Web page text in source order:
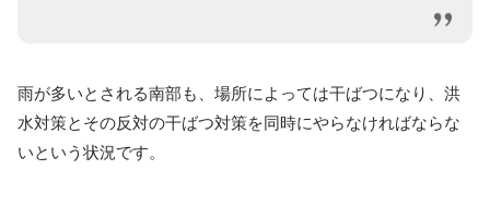
雨が多いとされる南部も、場所によっては干ばつになり、洪
水対策とその反対の干ばつ対策を同時にやらなければならな
いという状況です。